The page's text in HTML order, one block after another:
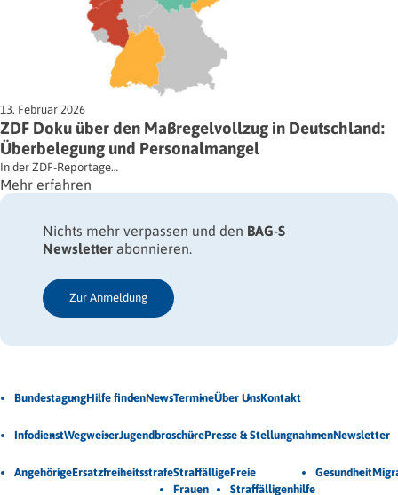
13. Februar 2026
ZDF Doku über den Maßregelvollzug in Deutschland:
Überbelegung und Personalmangel
In der ZDF-Reportage…
Mehr erfahren
Nichts mehr verpassen und den BAG-S
Newsletter abonnieren.
Zur Anmeldung
BundestagungHilfe findenNewsTermineÜber UnsKontakt
InfodienstWegweiserJugendbroschürePresse & StellungnahmenNewsletter
AngehörigeErsatzfreiheitsstrafeStraffällige
Frauen
Freie
Straffälligenhilfe
Gesundheit